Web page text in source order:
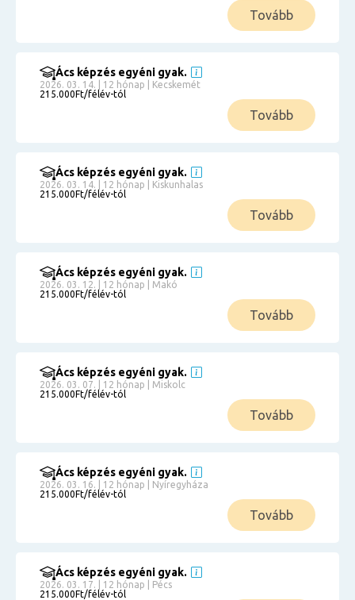
Tovább
Ács képzés egyéni gyak.
2026. 03. 14. | 12 hónap | Kecskemét
215.000Ft/félév-tól
Tovább
Ács képzés egyéni gyak.
2026. 03. 14. | 12 hónap | Kiskunhalas
215.000Ft/félév-tól
Tovább
Ács képzés egyéni gyak.
2026. 03. 12. | 12 hónap | Makó
215.000Ft/félév-tól
Tovább
Ács képzés egyéni gyak.
2026. 03. 07. | 12 hónap | Miskolc
215.000Ft/félév-tól
Tovább
Ács képzés egyéni gyak.
2026. 03. 16. | 12 hónap | Nyíregyháza
215.000Ft/félév-tól
Tovább
Ács képzés egyéni gyak.
2026. 03. 17. | 12 hónap | Pécs
215.000Ft/félév-tól